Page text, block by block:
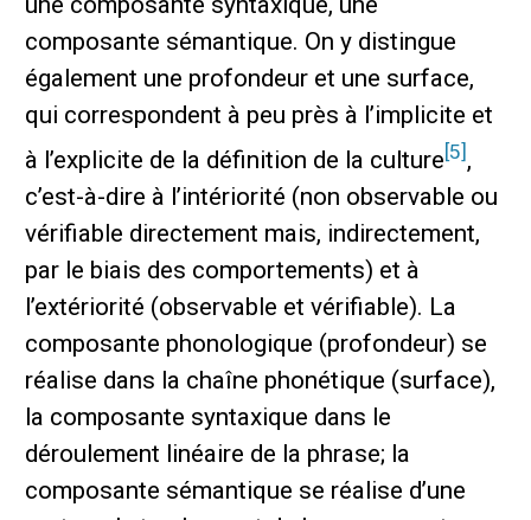
composante sémantique. On y distingue
également une profondeur et une surface,
qui correspondent à peu près à l’implicite et
à l’explicite de la définition de la culture[5] ,
c’est-à-dire à l’intériorité (non observable ou
vérifiable directement mais, indirectement,
par le biais des comportements) et à
l’extériorité (observable et vérifiable). La
composante phonologique (profondeur) se
réalise dans la chaîne phonétique (surface),
la composante syntaxique dans le
déroulement linéaire de la phrase; la
composante sémantique se réalise d’une